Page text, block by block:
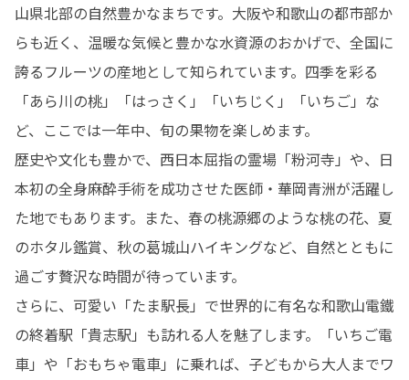
山県北部の自然豊かなまちです。大阪や和歌山の都市部か
らも近く、温暖な気候と豊かな水資源のおかげで、全国に
誇るフルーツの産地として知られています。四季を彩る
「あら川の桃」「はっさく」「いちじく」「いちご」な
ど、ここでは一年中、旬の果物を楽しめます。
歴史や文化も豊かで、西日本屈指の霊場「粉河寺」や、日
本初の全身麻酔手術を成功させた医師・華岡青洲が活躍し
た地でもあります。また、春の桃源郷のような桃の花、夏
のホタル鑑賞、秋の葛城山ハイキングなど、自然とともに
過ごす贅沢な時間が待っています。
さらに、可愛い「たま駅長」で世界的に有名な和歌山電鐵
の終着駅「貴志駅」も訪れる人を魅了します。「いちご電
車」や「おもちゃ電車」に乗れば、子どもから大人までワ